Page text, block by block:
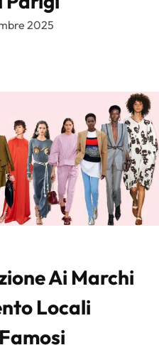
2025
Ai Marchi
Locali